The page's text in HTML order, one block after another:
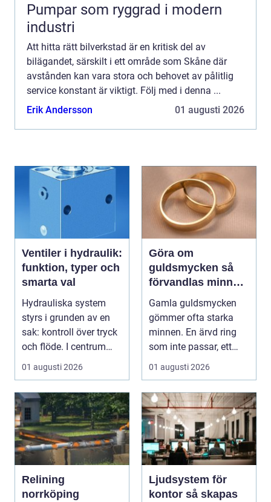
Pumpar som ryggrad i modern
industri
Att hitta rätt bilverkstad är en kritisk del av
bilägandet, särskilt i ett område som Skåne där
avstånden kan vara stora och behovet av pålitlig
service konstant är viktigt. Följ med i denna ...
Erik Andersson
01 augusti 2026
Ventiler i hydraulik:
funktion, typer och
smarta val
Hydrauliska system
styrs i grunden av en
sak: kontroll över tryck
och flöde. I centrum
står Ventiler...
01 augusti 2026
Göra om
guldsmycken så
förvandlas minnen
till nya favoriter
Gamla guldsmycken
gömmer ofta starka
minnen. En ärvd ring
som inte passar, ett
armband som gått
01 augusti 2026
Relining
norrköping
Ljudsystem för
kontor så skapas